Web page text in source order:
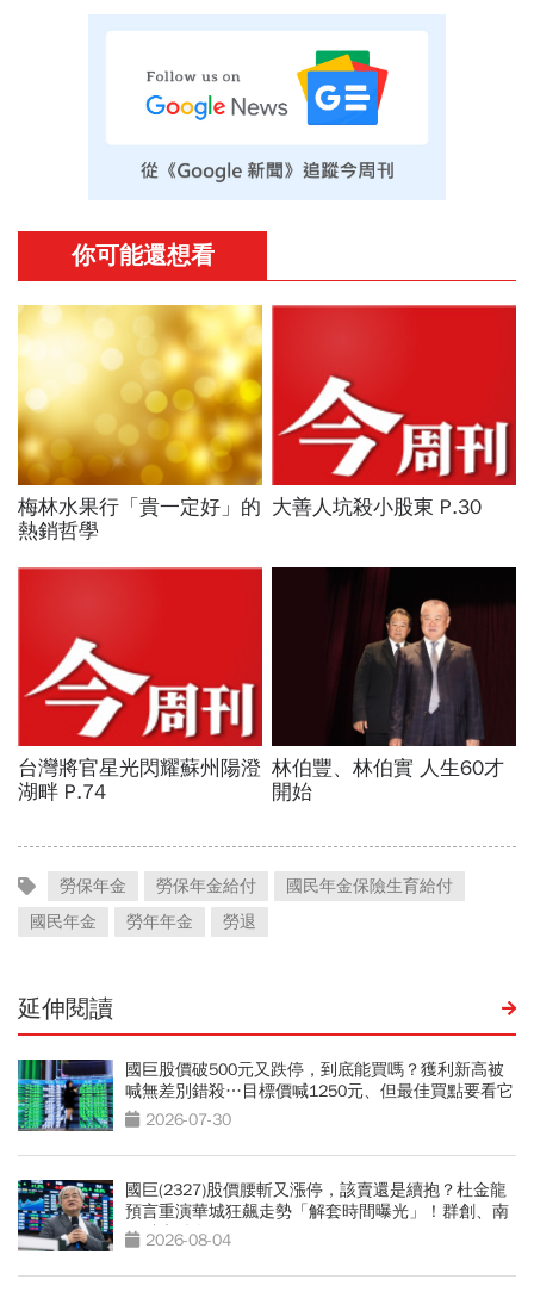
勞保年金 勞保年金給付
國民年金保險生育給付
國民年金
勞年年金 勞退
延伸閱讀
國巨股價破500元又跌停，到底能買嗎？獲利新高被
喊無差別錯殺…目標價喊1250元、但最佳買點要看它
2026-07-30
國巨(2327)股價腰斬又漲停，該賣還是續抱？杜金龍
預言重演華城狂飆走勢「解套時間曝光」！群創、南
亞科也點名
2026-08-04